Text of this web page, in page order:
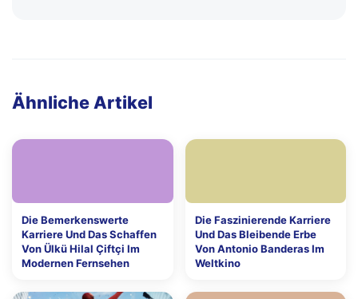
Ähnliche Artikel
Die Bemerkenswerte
Karriere Und Das Schaffen
Von Ülkü Hilal Çiftçi Im
Modernen Fernsehen
Die Faszinierende Karriere
Und Das Bleibende Erbe
Von Antonio Banderas Im
Weltkino